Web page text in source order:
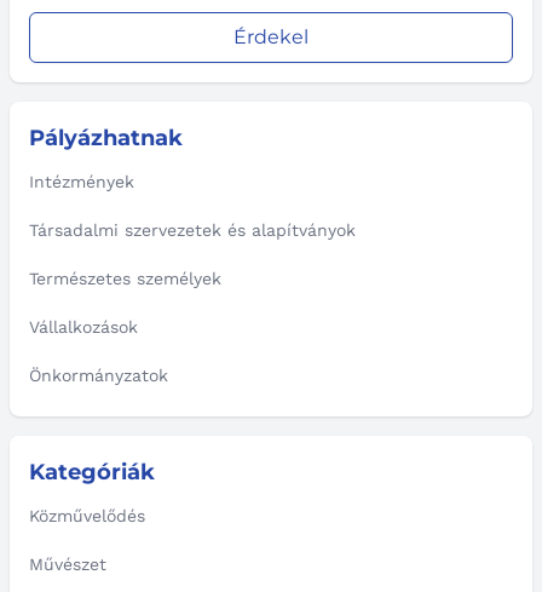
Érdekel
Pályázhatnak
Intézmények
Társadalmi szervezetek és alapítványok
Természetes személyek
Vállalkozások
Önkormányzatok
Kategóriák
Közművelődés
Művészet